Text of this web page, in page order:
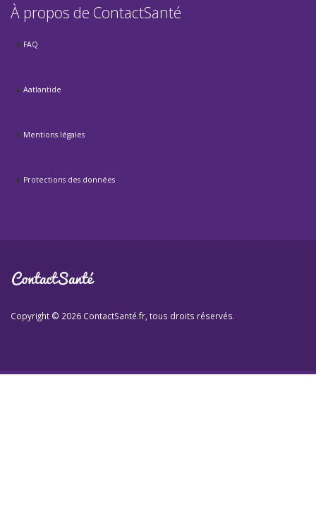
À propos de ContactSanté
FAQ
Aatlantide
Mentions légales
Protections des données
Copyright © 2026 ContactSanté.fr, tous droits réservés.